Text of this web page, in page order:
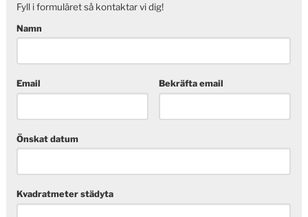
Fyll i formuläret så kontaktar vi dig!
Namn
Email Bekräfta email
Önskat datum
Kvadratmeter städyta